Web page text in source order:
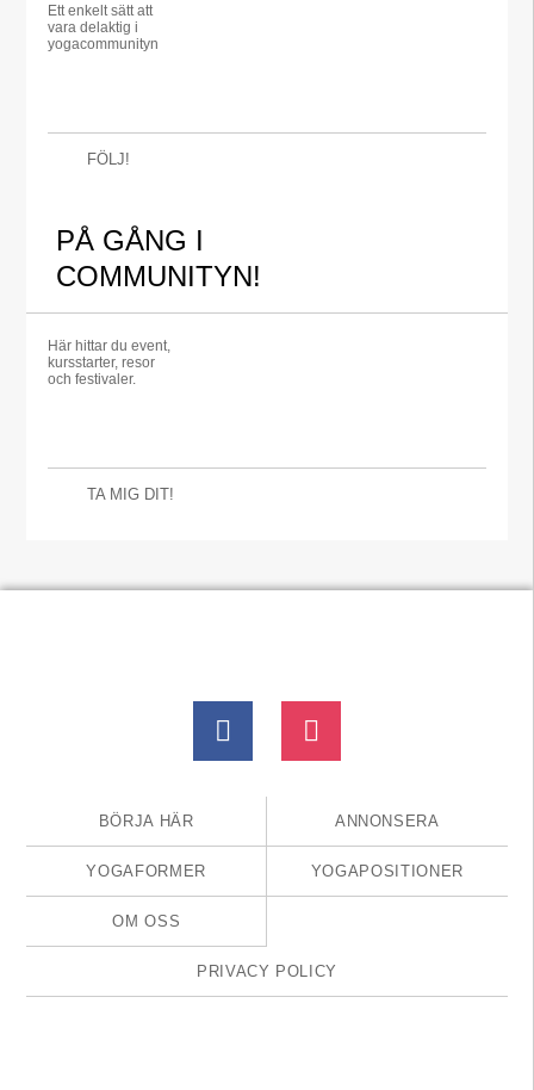
Ett enkelt sätt att
vara delaktig i
yogacommunityn
FÖLJ!
PÅ GÅNG I
COMMUNITYN!
Här hittar du event,
kursstarter, resor
och festivaler.
TA MIG DIT!
BÖRJA HÄR ANNONSERA
YOGAFORMER YOGAPOSITIONER
OM OSS
PRIVACY POLICY